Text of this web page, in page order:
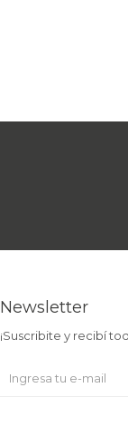
Newsletter
¡Suscribite y recibí